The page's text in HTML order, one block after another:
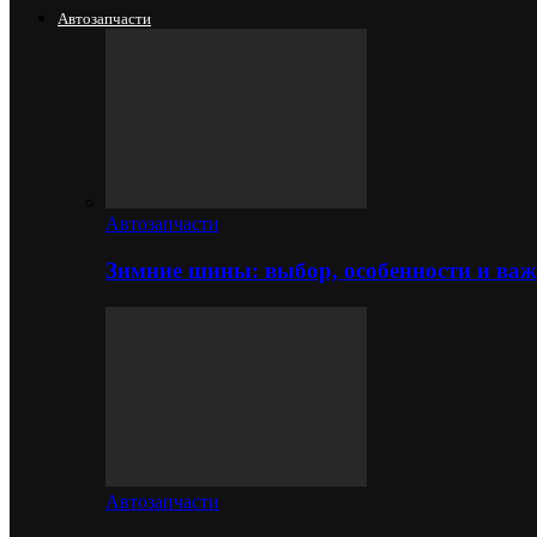
Автозапчасти
Автозапчасти
Зимние шины: выбор, особенности и
Автозапчасти